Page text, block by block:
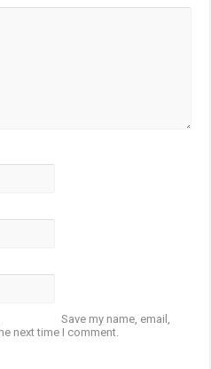
Save my name, email,
next time I comment.